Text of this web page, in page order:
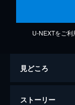
U-NEXTをご
見どころ
ストーリー